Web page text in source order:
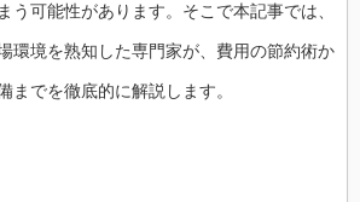
う可能性があります。そこで本記事では、
環境を熟知した専門家が、費用の節約術か
までを徹底的に解説します。